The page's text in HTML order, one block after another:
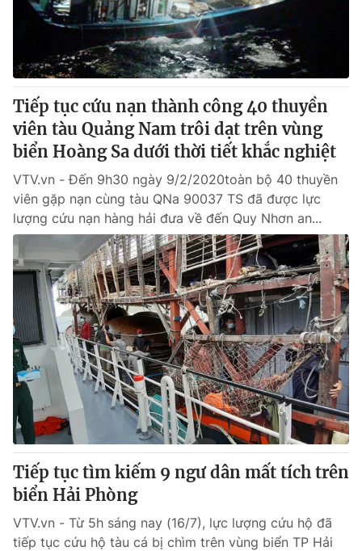
Tiếp tục cứu nạn thành công 40 thuyền
viên tàu Quảng Nam trôi dạt trên vùng
biển Hoàng Sa dưới thời tiết khắc nghiệt
VTV.vn - Đến 9h30 ngày 9/2/2020toàn bộ 40 thuyền
viên gặp nạn cùng tàu QNa 90037 TS đã được lực
lượng cứu nạn hàng hải đưa về đến Quy Nhơn an...
Tiếp tục tìm kiếm 9 ngư dân mất tích trên
biển Hải Phòng
VTV.vn - Từ 5h sáng nay (16/7), lực lượng cứu hộ đã
tiếp tục cứu hộ tàu cá bị chìm trên vùng biển TP Hải